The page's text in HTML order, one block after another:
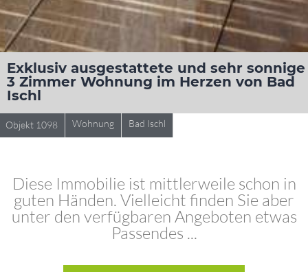
Exklusiv ausgestattete und sehr sonnige
3 Zimmer Wohnung im Herzen von Bad
Ischl
Objekt 1098 Wohnung Bad Ischl
Diese Immobilie ist mittlerweile schon in
guten Händen. Vielleicht finden Sie aber
unter den verfügbaren Angeboten etwas
Passendes ...